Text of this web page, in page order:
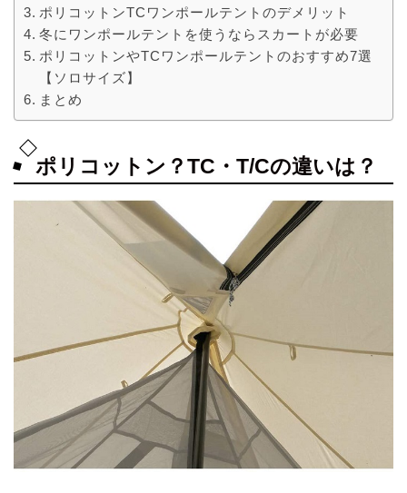
ポリコットンTCワンポールテントのデメリット
冬にワンポールテントを使うならスカートが必要
ポリコットンやTCワンポールテントのおすすめ7選
【ソロサイズ】
まとめ
ポリコットン？TC・T/Cの違いは？